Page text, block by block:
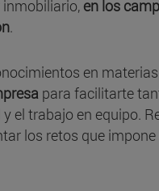
en los
.
en
para facilitarte
el trabajo en equipo.
los retos que